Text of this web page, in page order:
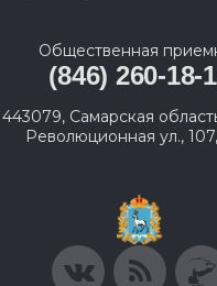
Общественная
(846) 260-18-
443079, Самарская
Революционная ул.,